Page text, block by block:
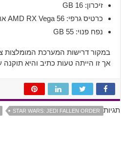
זיכרון: 16 GB
כרטיס גרפי: AMD RX Vega 56 או NVIDIA GTX 1070
נפח פנוי: 55 GB
אך זו הייתה טעות כתיב והיא תוקנה
תגיות STAR WARS: JEDI FALLEN ORDER